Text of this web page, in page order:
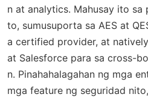
n at analytics. Mahusay ito sa
to, sumusuporta sa AES at
a certified provider, at
at Salesforce para sa cross-
n. Pinahahalagahan ng mga
mga feature ng seguridad